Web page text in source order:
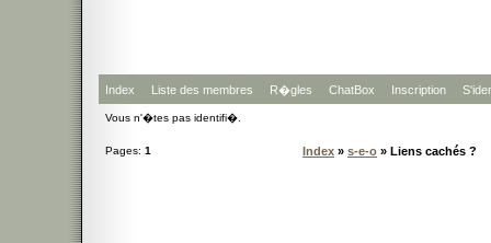
Index Liste des membres R�gles ChatBox Inscription
Vous n'�tes pas identifi�.
Pages: 1 Index » s-e-o » Liens cachés ?